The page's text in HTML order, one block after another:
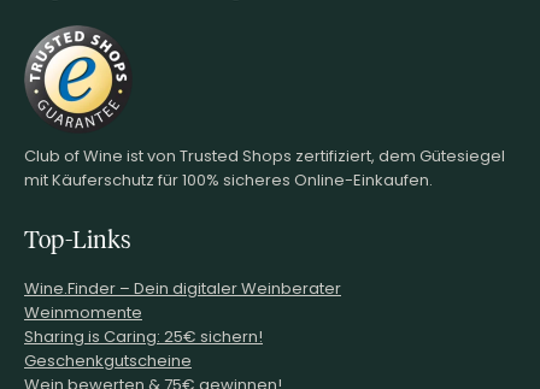
Club of Wine ist von Trusted Shops zertifiziert, dem Gütesiegel
mit Käuferschutz für 100% sicheres Online-Einkaufen.
Top-Links
Wine.Finder – Dein digitaler Weinberater
Weinmomente
Sharing is Caring: 25€ sichern!
Geschenkgutscheine
Wein bewerten & 75€ gewinnen!